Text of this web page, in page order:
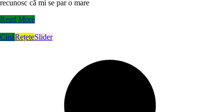
recunosc că mi se par o mare
Read More
CinăRețeteSlider